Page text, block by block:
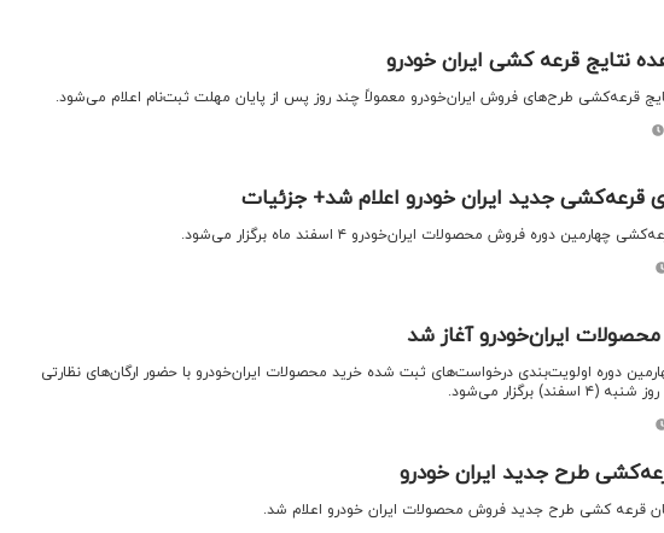
نتایج قرعه کشی ایران خودرو
قرعه‌کشی طرح‌های فروش ایران‌خودرو معمولاً چند روز پس از پایان مهلت ثبت‌نام اعلام می‌شود.
قرعه‌کشی جدید ایران خودرو اعلام شد+ جزئیات
چهارمین دوره فروش محصولات ایران‌خودرو ۴ اسفند ماه برگزار می‌شود.
ایران‌خودرو آغاز شد
دوره اولویت‌بندی درخواست‌های ثبت شده خرید محصولات ایران‌خودرو با حضور ارگان‌های نظارتی
طرح جدید ایران خودرو
قرعه کشی طرح جدید فروش محصولات ایران خودرو اعلام شد.